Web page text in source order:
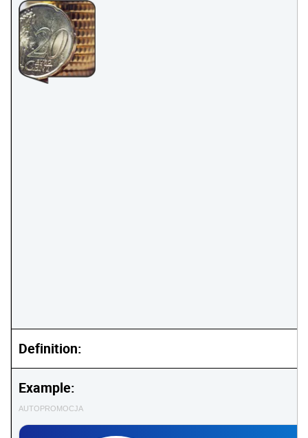
Definition:
Example:
AUTOPROMOCJA